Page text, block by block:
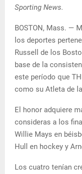
Sporting News.
BOSTON, Mass. —
los deportes
Russell de los
base de la
este período que
como su Atleta de
El honor adquiere
consideras a los
Willie Mays en
Hull en hockey y
Los cuatro tenían